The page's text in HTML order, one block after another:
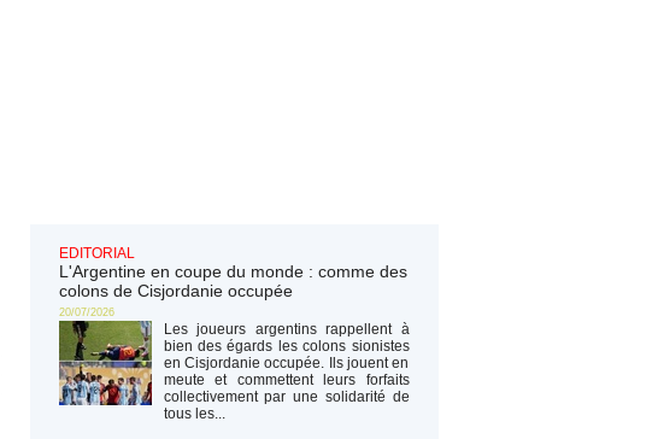
EDITORIAL
L'Argentine en coupe du monde : comme des
colons de Cisjordanie occupée
20/07/2026
Les joueurs argentins rappellent à
bien des égards les colons sionistes
en Cisjordanie occupée. Ils jouent en
meute et commettent leurs forfaits
collectivement par une solidarité de
tous les...